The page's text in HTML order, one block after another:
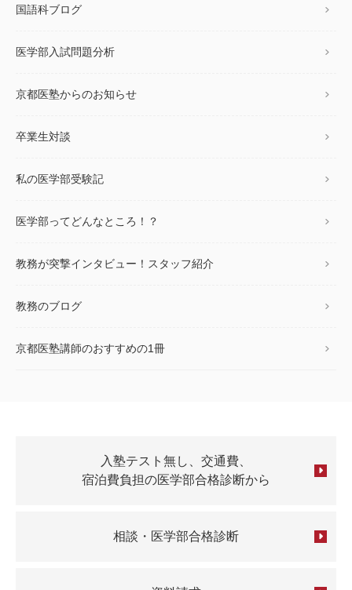
国語科ブログ
医学部入試問題分析
京都医塾からのお知らせ
卒業生対談
私の医学部受験記
医学部ってどんなところ！？
教務が突撃インタビュー！スタッフ紹介
教務のブログ
京都医塾講師のおすすめの1冊
入塾テスト無し、交通費、
宿泊費負担の医学部合格診断から
相談・医学部合格診断